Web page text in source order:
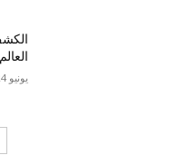
يونيو 24, 2025